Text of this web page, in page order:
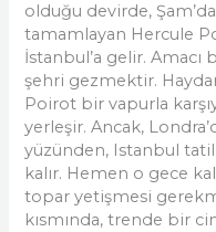
olduğu devirde,
tamamlayan Hercule
İstanbul’a gelir. Amacı
şehri gezmektir.
Poirot bir vapurla
yerleşir. Ancak,
yüzünden, Istanbul
kalır. Hemen o gece
topar yetişmesi
kısmında, trende bir